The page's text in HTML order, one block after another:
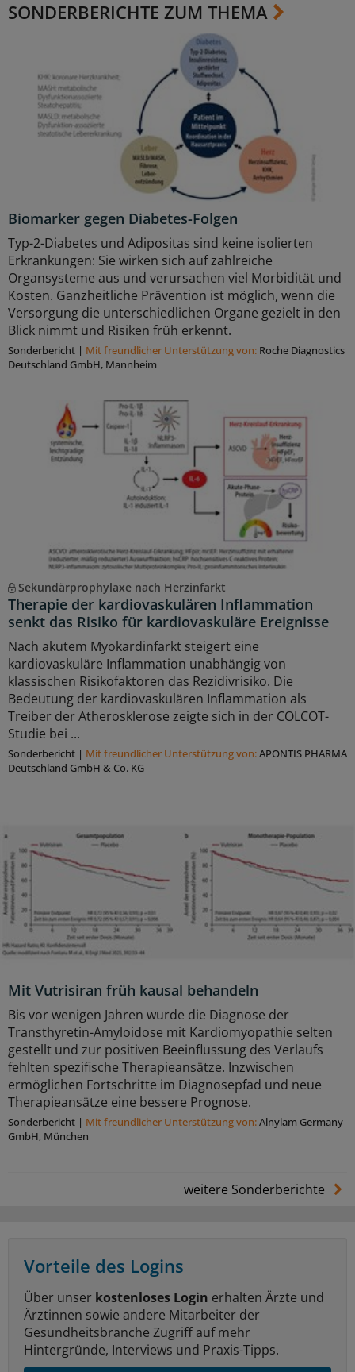
SONDERBERICHTE ZUM THEMA
Biomarker gegen Diabetes-Folgen
Typ-2-Diabetes und Adipositas sind keine isolierten
Erkrankungen: Sie wirken sich auf zahlreiche
Organsysteme aus und verursachen viel Morbidität und
Kosten. Ganzheitliche Prävention ist möglich, wenn die
Versorgung die unterschiedlichen Organe gezielt in den
Blick nimmt und Risiken früh erkennt.
Sonderbericht | Mit freundlicher Unterstützung von: Roche Diagnostics
Deutschland GmbH, Mannheim
Sekundärprophylaxe nach Herzinfarkt
Therapie der kardiovaskulären Inflammation
senkt das Risiko für kardiovaskuläre Ereignisse
Nach akutem Myokardinfarkt steigert eine
kardiovaskuläre Inflammation unabhängig von
klassischen Risikofaktoren das Rezidivrisiko. Die
Bedeutung der kardiovaskulären Inflammation als
Treiber der Atherosklerose zeigte sich in der COLCOT-
Studie bei ...
Sonderbericht | Mit freundlicher Unterstützung von:APONTIS PHARMA
Deutschland GmbH & Co. KG
Mit Vutrisiran früh kausal behandeln
Bis vor wenigen Jahren wurde die Diagnose der
Transthyretin-Amyloidose mit Kardiomyopathie selten
gestellt und zur positiven Beeinflussung des Verlaufs
fehlten spezifische Therapieansätze. Inzwischen
ermöglichen Fortschritte im Diagnosepfad und neue
Therapieansätze eine bessere Prognose.
Sonderbericht | Mit freundlicher Unterstützung von:Alnylam Germany
GmbH, München
weitere Sonderberichte
Vorteile des Logins
Über unser kostenloses Login erhalten Ärzte und
Ärztinnen sowie andere Mitarbeiter der
Gesundheitsbranche Zugriff auf mehr
Hintergründe, Interviews und Praxis-Tipps.